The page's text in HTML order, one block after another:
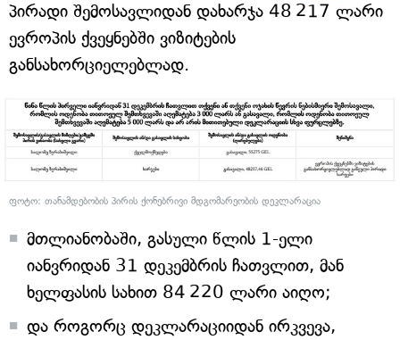
პირადი შემოსავლიდან დახარჯა 48 217 ლარი
ევროპის ქვეყნებში ვიზიტების
განსახორციელებლად.
ფოტო: თანამდებობის პირის ქონებრივი მდგომარეობის დეკლარაცია
მთლიანობაში, გასული წლის 1-ელი
იანვრიდან 31 დეკემბრის ჩათვლით, მან
ხელფასის სახით 84 220 ლარი აიღო;
და როგორც დეკლარაციიდან ირკვევა,